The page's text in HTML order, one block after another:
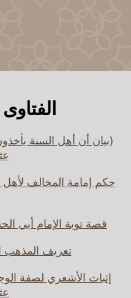
(بيان أن أهل السنة
حكم إمامة المخالف
قصة توبة الإمام أبي
تعريف المذهب
إثبات الأشعري لصفة